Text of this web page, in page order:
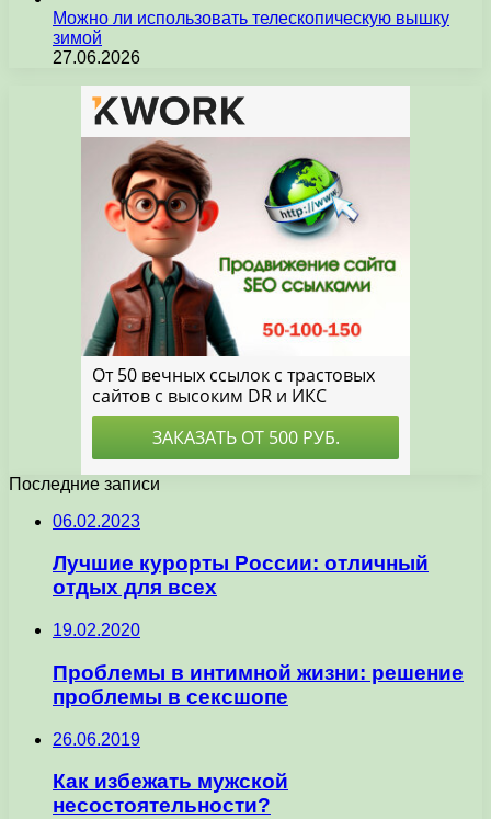
Можно ли использовать телескопическую вышку
зимой
27.06.2026
Последние записи
06.02.2023
Лучшие курорты России: отличный
отдых для всех
19.02.2020
Проблемы в интимной жизни: решение
проблемы в сексшопе
26.06.2019
Как избежать мужской
несостоятельности?